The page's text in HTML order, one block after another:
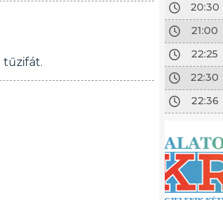
tűzifát.
20:30
21:00
22:25
22:30
22:36